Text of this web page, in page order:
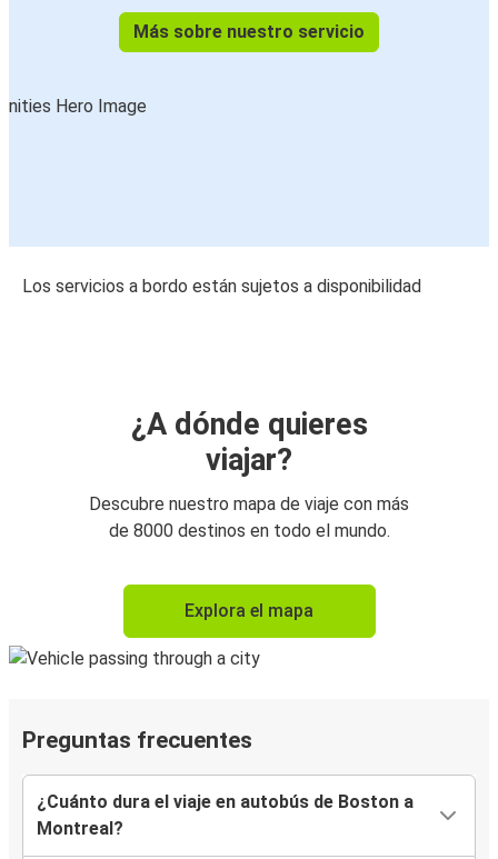
Más sobre nuestro servicio
Los servicios a bordo están sujetos a disponibilidad
¿A dónde quieres
viajar?
Descubre nuestro mapa de viaje con más
de 8000 destinos en todo el mundo.
Explora el mapa
Preguntas frecuentes
¿Cuánto dura el viaje en autobús de Boston a
Montreal?